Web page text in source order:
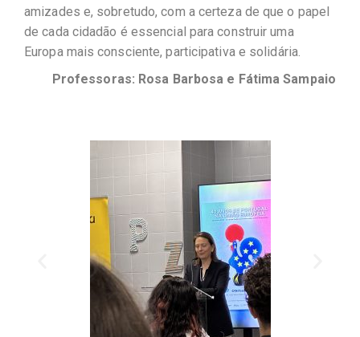
amizades e, sobretudo, com a certeza de que o papel
de cada cidadão é essencial para construir uma
Europa mais consciente, participativa e solidária.
Professoras: Rosa Barbosa e Fátima Sampaio